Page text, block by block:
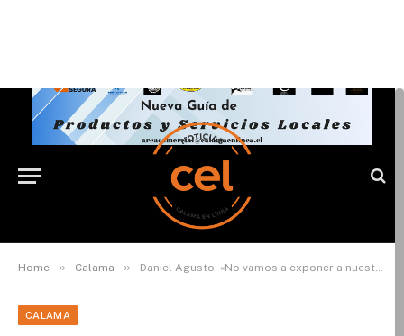
Home » Calama » Daniel Agusto: «No vamos a exponer a nuestras comunidades educativas a riesgos innecesarios»
CALAMA